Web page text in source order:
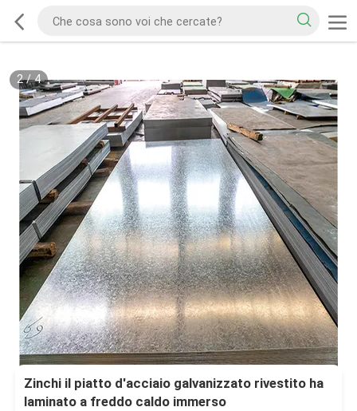
2/4
Zinchi il piatto d'acciaio galvanizzato rivestito ha
laminato a freddo caldo immerso